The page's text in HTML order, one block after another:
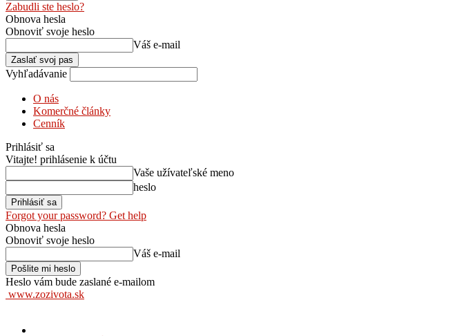
Zabudli ste heslo?
Obnova hesla
Obnoviť svoje heslo
Váš e-mail
Vyhľadávanie
O nás
Komerčné články
Cenník
Prihlásiť sa
Vitajte! prihlásenie k účtu
Vaše užívateľské meno
heslo
Forgot your password? Get help
Obnova hesla
Obnoviť svoje heslo
Váš e-mail
Heslo vám bude zaslané e-mailom
www.zozivota.sk